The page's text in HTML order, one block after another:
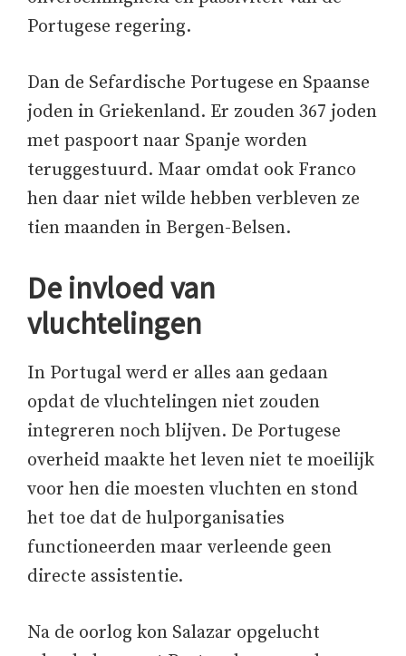
Portugese regering.
Dan de Sefardische Portugese en Spaanse
joden in Griekenland. Er zouden 367 joden
met paspoort naar Spanje worden
teruggestuurd. Maar omdat ook Franco
hen daar niet wilde hebben verbleven ze
tien maanden in Bergen-Belsen.
De invloed van
vluchtelingen
In Portugal werd er alles aan gedaan
opdat de vluchtelingen niet zouden
integreren noch blijven. De Portugese
overheid maakte het leven niet te moeilijk
voor hen die moesten vluchten en stond
het toe dat de hulporganisaties
functioneerden maar verleende geen
directe assistentie.
Na de oorlog kon Salazar opgelucht